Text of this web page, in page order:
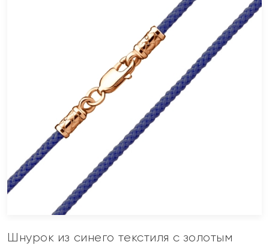
Шнурок из синего текстиля с золотым